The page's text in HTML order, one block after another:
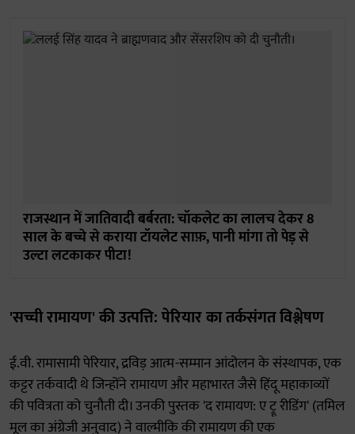
राजस्थान में जातिवादी बर्बरता: चॉकलेट का लालच देकर 8
साल के बच्चे से कराया टॉयलेट साफ़, पानी मांगा तो पेड़ से
उल्टा लटकाकर पीटा!
'सच्ची रामायण' की उत्पत्ति: पेरियार का तर्कसंगत विश्लेषण
ई.वी. रामासामी पेरियार, द्रविड़ आत्म-सम्मान आंदोलन के संस्थापक, एक
कट्टर तर्कवादी थे जिन्होंने रामायण और महाभारत जैसे हिंदू महाकाव्यों
की पवित्रता को चुनौती दी। उनकी पुस्तक 'द रामायण: ए ट्रू रीडिंग' (तमिल
मूल का अंग्रेजी अनुवाद) ने वाल्मीकि की रामायण की एक